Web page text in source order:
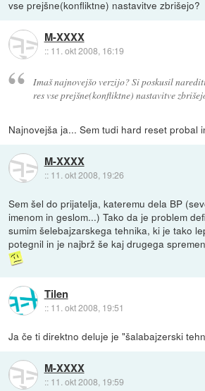
vse prejšne(konfliktne) nastavitve zbrišejo?
M-XXXX
:: 11. okt 2008, 16:19
Imaš najnovejšo verzijo? Si poskusil
res vse prejšne(konfliktne) nastavitve
Najnovejša ja... Sem tudi hard reset probal
M-XXXX
:: 11. okt 2008, 19:26
Sem šel do prijatelja, kateremu dela BP
imenom in geslom...) Tako da je problem
sumim šelebajzarskega tehnika, ki je tako
potegnil in je najbrž še kaj drugega
Tilen
:: 11. okt 2008, 19:51
Ja če ti direktno deluje je "šalabajzerski
M-XXXX
:: 11. okt 2008, 19:59